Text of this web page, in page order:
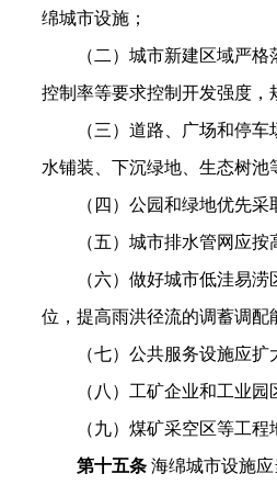
绵城市设施；
（二）城市新建区域严
控制率等要求控制开发强度
（三）道路、广场和停
水铺装、下沉绿地、生态树
（四）公园和绿地优先
（五）城市排水管网应
（六）做好城市低洼易
位，提高雨洪径流的调蓄调配
（七）公共服务设施应
（八）工矿企业和工业
（九）煤矿采空区等工
第十五条海绵城市设施应